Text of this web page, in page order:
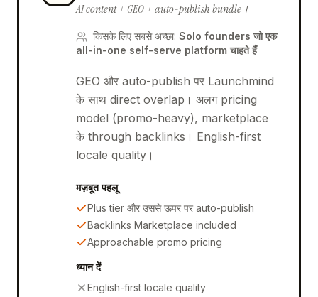
AI content + GEO + auto-publish bundle।
किसके लिए सबसे अच्छा: Solo founders जो एक
all-in-one self-serve platform चाहते हैं
GEO और auto-publish पर Launchmind
के साथ direct overlap। अलग pricing
model (promo-heavy), marketplace
के through backlinks। English-first
locale quality।
मज़बूत पहलू
Plus tier और उससे ऊपर पर auto-publish
Backlinks Marketplace included
Approachable promo pricing
ध्यान दें
English-first locale quality